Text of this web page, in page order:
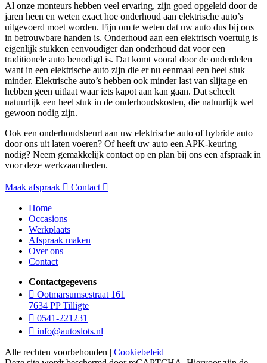
Al onze monteurs hebben veel ervaring, zijn goed opgeleid door de
jaren heen en weten exact hoe onderhoud aan elektrische auto’s
uitgevoerd moet worden. Fijn om te weten dat uw auto dus bij ons
in betrouwbare handen is. Onderhoud aan een elektrisch voertuig is
eigenlijk stukken eenvoudiger dan onderhoud dat voor een
traditionele auto benodigd is. Dat komt vooral door de onderdelen
want in een elektrische auto zijn die er nu eenmaal een heel stuk
minder. Elektrische auto’s hebben ook minder last van slijtage en
hebben geen uitlaat waar iets kapot aan kan gaan. Dat scheelt
natuurlijk een heel stuk in de onderhoudskosten, die natuurlijk wel
gewoon nodig zijn.
Ook een onderhoudsbeurt aan uw elektrische auto of hybride auto
door ons uit laten voeren? Of heeft uw auto een APK-keuring
nodig? Neem gemakkelijk contact op en plan bij ons een afspraak in
voor deze werkzaamheden.
Maak afspraak Contact
Home
Occasions
Werkplaats
Afspraak maken
Over ons
Contact
Contactgegevens
Ootmarsumsestraat 161
7634 PP Tilligte
0541-221231
info@autoslots.nl
Alle rechten voorbehouden | Cookiebeleid |